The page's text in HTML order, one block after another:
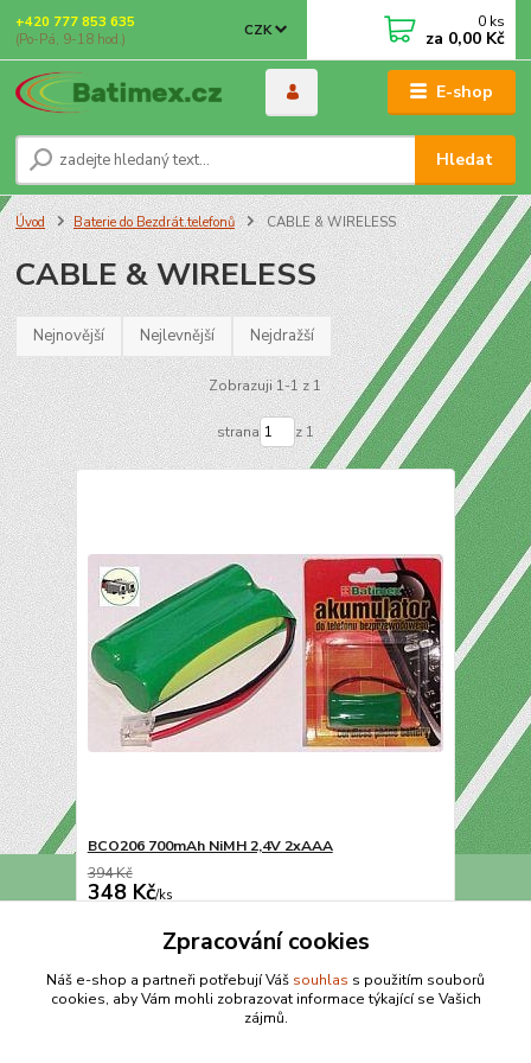
E-shop
CZK
Hledat
+420 777 853 635
(Po-Pá, 9-18 hod.)
0 ks
za 0,00 Kč
Úvod Baterie do Bezdrát.telefonů CABLE & WIRELESS
CABLE & WIRELESS
Nejnovější Nejlevnější Nejdražší
Zobrazuji 1-1 z 1
strana z 1
BCO206 700mAh NiMH 2,4V 2xAAA
394 Kč
348 Kč/ks
Přidat do košíku
strana z 1
Zpracování cookies
Náš e-shop a partneři potřebují Váš souhlas s použitím souborů
cookies, aby Vám mohli zobrazovat informace týkající se Vašich
zájmů.